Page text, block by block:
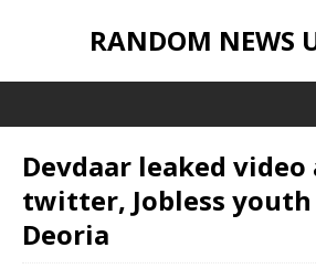
RANDOM NEWS
Devdaar leaked video
twitter, Jobless youth
Deoria